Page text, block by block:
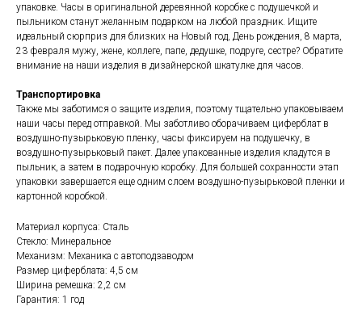
упаковке. Часы в оригинальной деревянной коробке с подушечкой и
пыльником станут желанным подарком на любой праздник. Ищите
идеальный сюрприз для близких на Новый год, День рождения, 8 марта,
23 февраля мужу, жене, коллеге, папе, дедушке, подруге, сестре? Обратите
внимание на наши изделия в дизайнерской шкатулке для часов.
Транспортировка
Также мы заботимся о защите изделия, поэтому тщательно упаковываем
наши часы перед отправкой. Мы заботливо оборачиваем циферблат в
воздушно-пузырьковую пленку, часы фиксируем на подушечку, в
воздушно-пузырьковый пакет. Далее упакованные изделия кладутся в
пыльник, а затем в подарочную коробку. Для большей сохранности этап
упаковки завершается еще одним слоем воздушно-пузырьковой пленки и
картонной коробкой.
Материал корпуса: Сталь
Стекло: Минеральное
Механизм: Механика с автоподзаводом
Размер циферблата: 4,5 см
Ширина ремешка: 2,2 см
Гарантия: 1 год